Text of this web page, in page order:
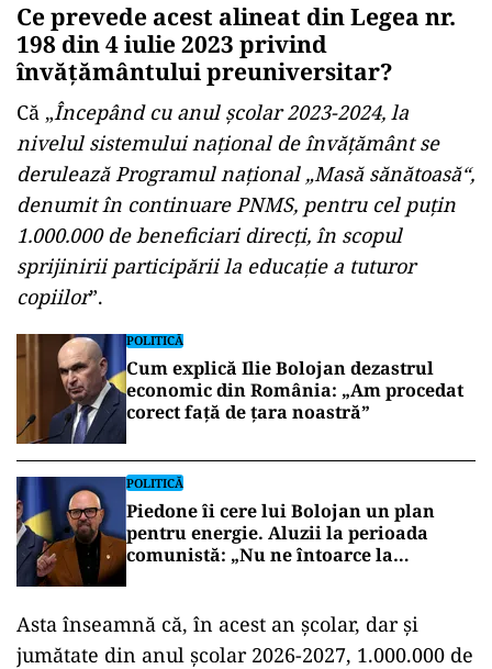
Ce prevede acest alineat din Legea nr.
198 din 4 iulie 2023 privind
învățământului preuniversitar?
Că „Începând cu anul școlar 2023-2024, la
nivelul sistemului național de învățământ se
derulează Programul național „Masă sănătoasă“,
denumit în continuare PNMS, pentru cel puțin
1.000.000 de beneficiari direcți, în scopul
sprijinirii participării la educație a tuturor
copiilor”.
POLITICĂ
Cum explică Ilie Bolojan dezastrul
economic din România: „Am procedat
corect față de țara noastră”
POLITICĂ
Piedone îi cere lui Bolojan un plan
pentru energie. Aluzii la perioada
comunistă: „Nu ne întoarce la
Asta înseamnă că, în acest an școlar, dar și
jumătate din anul școlar 2026-2027, 1.000.000 de